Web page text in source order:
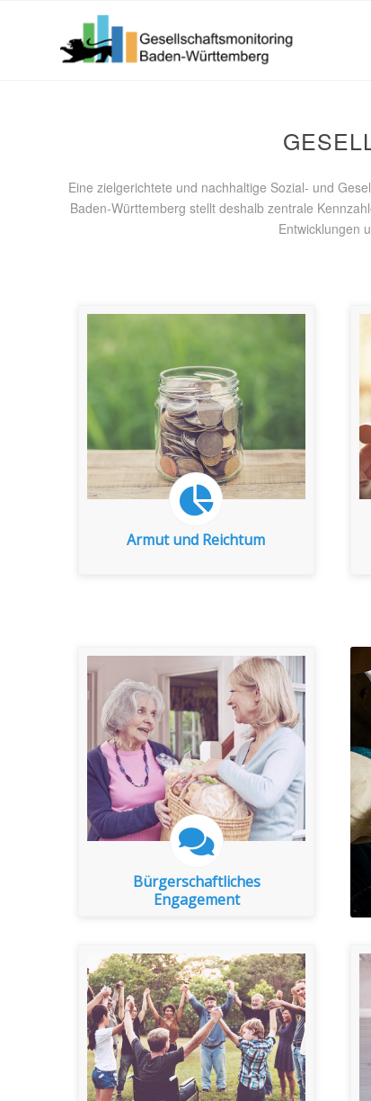
Eine zielgerichtete und nachhaltige Sozial- und
Baden-Württemberg stellt deshalb zentrale
Entwicklungen
Armut und Reichtum
Armut und Reichtum
zu den Indikatoren
Bürgerschaftliches
Engagement
Bürgerschaftliches
Engagement
zu den Indikatoren
zu den Indikatoren